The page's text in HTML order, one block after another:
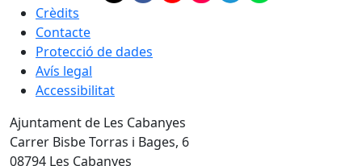
Crèdits
Contacte
Protecció de dades
Avís legal
Accessibilitat
Ajuntament de Les Cabanyes
Carrer Bisbe Torras i Bages, 6
08794 Les Cabanyes